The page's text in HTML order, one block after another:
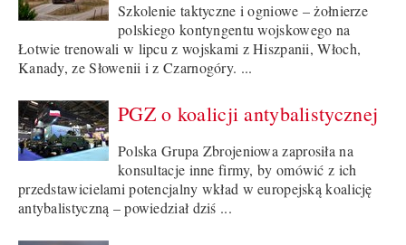
Szkolenie taktyczne i ogniowe – żołnierze
polskiego kontyngentu wojskowego na
Łotwie trenowali w lipcu z wojskami z Hiszpanii, Włoch,
Kanady, ze Słowenii i z Czarnogóry. ...
PGZ o koalicji antybalistycznej
Polska Grupa Zbrojeniowa zaprosiła na
konsultacje inne firmy, by omówić z ich
przedstawicielami potencjalny wkład w europejską koalicję
antybalistyczną – powiedział dziś ...